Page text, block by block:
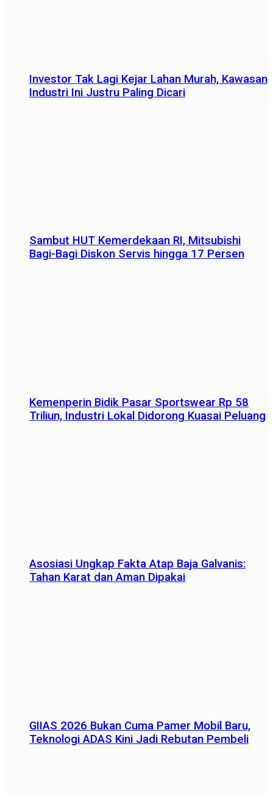
Investor Tak Lagi Kejar Lahan Murah, Kawasan
Industri Ini Justru Paling Dicari
Sambut HUT Kemerdekaan RI, Mitsubishi
Bagi-Bagi Diskon Servis hingga 17 Persen
Kemenperin Bidik Pasar Sportswear Rp 58
Triliun, Industri Lokal Didorong Kuasai Peluang
Asosiasi Ungkap Fakta Atap Baja Galvanis:
Tahan Karat dan Aman Dipakai
GIIAS 2026 Bukan Cuma Pamer Mobil Baru,
Teknologi ADAS Kini Jadi Rebutan Pembeli